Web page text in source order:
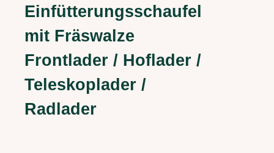
Einfütterungsschaufel
mit Fräswalze
Frontlader / Hoflader /
Teleskoplader /
Radlader